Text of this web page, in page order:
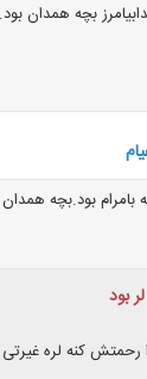
بچه همدان بود. خدا۲۰
بود.بچه
لر بود
رحمتش کنه لره غیرتی